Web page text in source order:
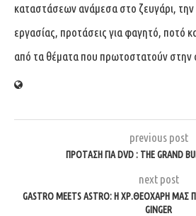
καταστάσεων ανάμεσα στο ζευγάρι, την
εργασίας, προτάσεις για φαγητό, ποτό
από τα θέματα που πρωτοστατούν στην
previous post
ΠΡΌΤΑΣΗ ΓΙΑ DVD : THE GRAND
next post
GASTRO MEETS ASTRO: Η ΧΡ.ΘΕΟΧΆΡΗ ΜΑΣ
GINGER